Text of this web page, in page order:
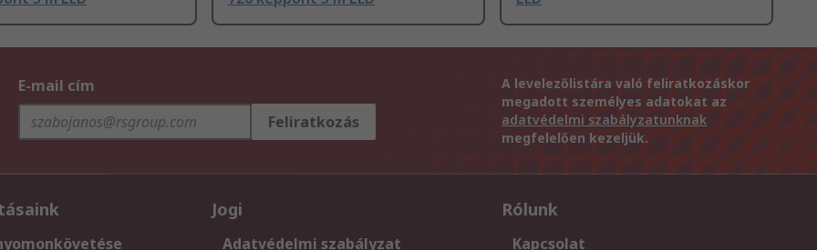
E-mail cím
Feliratkozás
A levelezőlistára való feliratkozáskor
megadott személyes adatokat az
adatvédelmi szabályzatunknak
megfelelően kezeljük.
Jogi
Adatvédelmi szabályzat
Rólunk
Kapcsolat